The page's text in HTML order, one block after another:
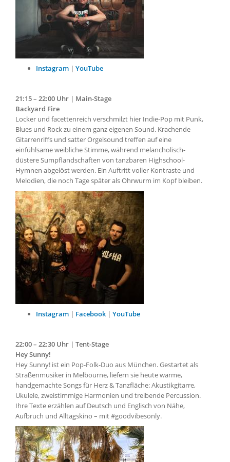
Instagram | YouTube
21:15 – 22:00 Uhr | Main-Stage
Backyard Fire
Locker und facettenreich verschmilzt hier Indie-Pop mit Punk,
Blues und Rock zu einem ganz eigenen Sound. Krachende
Gitarrenriffs und satter Orgelsound treffen auf eine
einfühlsame weibliche Stimme, während melancholisch-
düstere Sumpflandschaften von tanzbaren Highschool-
Hymnen abgelöst werden. Ein Auftritt voller Kontraste und
Melodien, die noch Tage später als Ohrwurm im Kopf bleiben.
Instagram | Facebook | YouTube
22:00 – 22:30 Uhr | Tent-Stage
Hey Sunny!
Hey Sunny! ist ein Pop-Folk-Duo aus München. Gestartet als
Straßenmusiker in Melbourne, liefern sie heute warme,
handgemachte Songs für Herz & Tanzfläche: Akustikgitarre,
Ukulele, zweistimmige Harmonien und treibende Percussion.
Ihre Texte erzählen auf Deutsch und Englisch von Nähe,
Aufbruch und Alltagskino – mit #goodvibesonly.